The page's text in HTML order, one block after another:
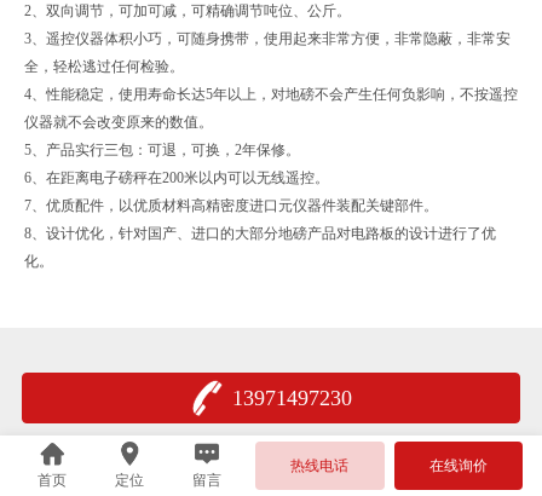
2、双向调节，可加可减，可精确调节吨位、公斤。
3、遥控仪器体积小巧，可随身携带，使用起来非常方便，非常隐蔽，非常安
全，轻松逃过任何检验。
4、性能稳定，使用寿命长达5年以上，对地磅不会产生任何负影响，不按遥控
仪器就不会改变原来的数值。
5、产品实行三包：可退，可换，2年保修。
6、在距离电子磅秤在200米以内可以无线遥控。
7、优质配件，以优质材料高精密度进口元仪器件装配关键部件。
8、设计优化，针对国产、进口的大部分地磅产品对电路板的设计进行了优
化。
13971497230
首页 定位 留言
热线电话 在线询价